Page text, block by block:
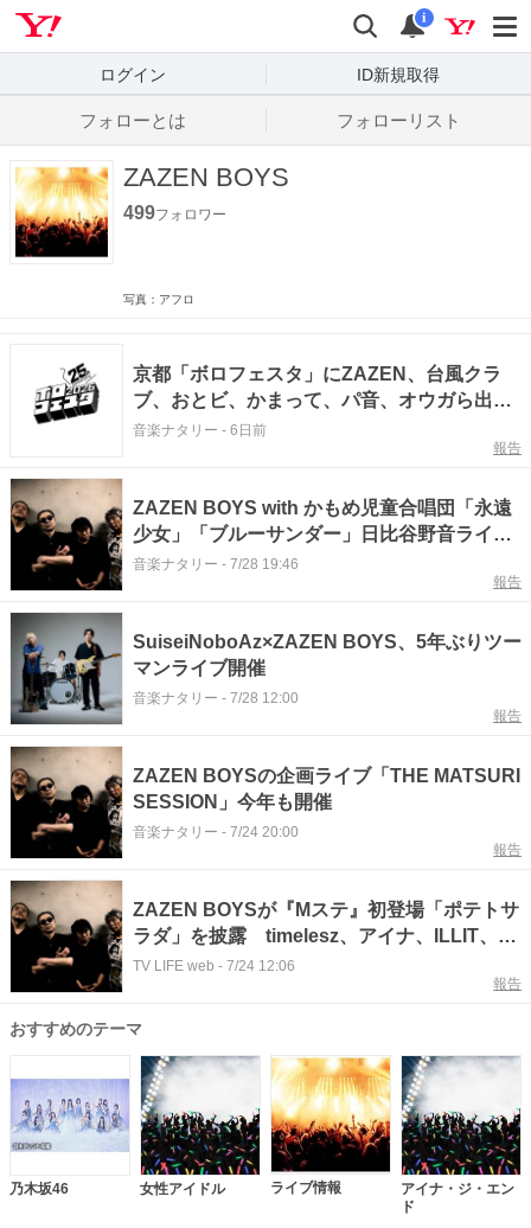
検索
通知
i
ログイン ID新規取得
フォローとは フォローリスト
ZAZEN BOYS
499フォロワー
写真：アフロ
京都「ボロフェスタ」にZAZEN、台風クラ
ブ、おとビ、かまって、パ音、オウガら出演
決定
音楽ナタリー - 6日前
報告
ZAZEN BOYS with かもめ児童合唱団「永遠
少女」「ブルーサンダー」日比谷野音ライブ
映像公開
音楽ナタリー - 7/28 19:46
報告
SuiseiNoboAz×ZAZEN BOYS、5年ぶりツー
マンライブ開催
音楽ナタリー - 7/28 12:00
報告
ZAZEN BOYSの企画ライブ「THE MATSURI
SESSION」今年も開催
音楽ナタリー - 7/24 20:00
報告
ZAZEN BOYSが『Mステ』初登場「ポテトサ
ラダ」を披露 timelesz、アイナ、ILLIT、
SWEET STEADY、乃木坂46、ヤングスキニ
TV LIFE web - 7/24 12:06
報告
おすすめのテーマ
乃木坂46 女性アイドル ライブ情報
アイナ・ジ・エン
ド